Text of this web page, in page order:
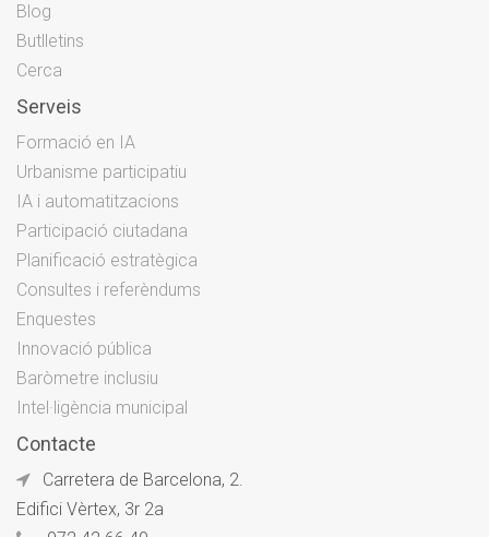
Blog
Butlletins
Cerca
Serveis
Formació en IA
Urbanisme participatiu
IA i automatitzacions
Participació ciutadana
Planificació estratègica
Consultes i referèndums
Enquestes
Innovació pública
Baròmetre inclusiu
Intel·ligència municipal
Contacte
Carretera de Barcelona, 2.
Edifici Vèrtex, 3r 2a